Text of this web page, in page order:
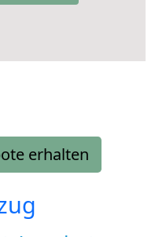
erhalten